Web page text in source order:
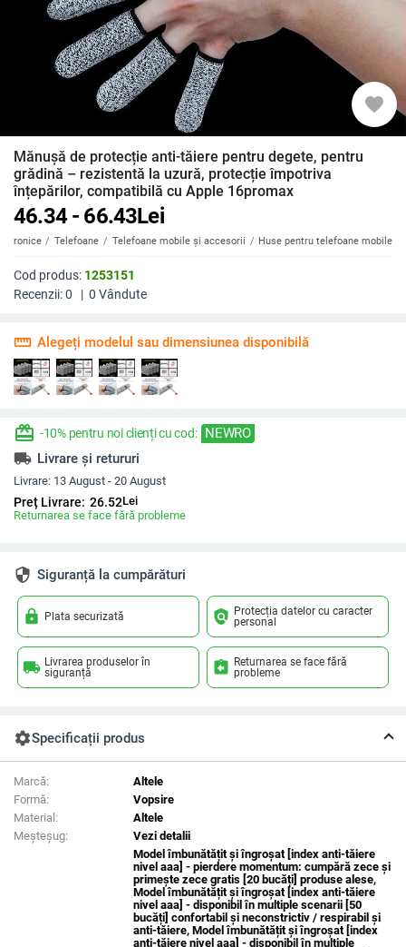
favorite
Mănușă de protecție anti-tăiere pentru degete, pentru
grădină – rezistentă la uzură, protecție împotriva
înțepărilor, compatibilă cu Apple 16promax
46.34 - 66.43Lei
Telefoane Telefoane mobile și accesorii Huse pentru telefoane mobile
Cod produs: 1253151
Recenzii:0 | 0 Vândute
straighten Alegeți modelul sau dimensiunea disponibilă
redeem -10% pentru noi clienți cu cod: NEWRO
local_shipping Livrare și retururi
Livrare: 13 August - 20 August
Preț Livrare: 26.52Lei
Returnarea se face fără probleme
security Siguranță la cumpărături
lock Plata securizată policy Protecția datelor cu caracter
personal
local_shipping Livrarea produselor în
siguranță
assignment_return Returnarea se face fără
probleme
settingsSpecificații produs
Marcă:
Altele
Formă:
Vopsire
Material:
Altele
Meșteșug:
Vezi detalii
Model îmbunătățit și îngroșat [index anti-tăiere
nivel aaa] - pierdere momentum: cumpără zece și
primește zece gratis [20 bucăți] produse alese,
Model îmbunătățit și îngroșat [index anti-tăiere
nivel aaa] - disponibil în multiple scenarii [50
bucăți] confortabil și neconstrictiv / respirabil și
anti-tăiere, Model îmbunătățit și îngroșat [index
anti-tăiere nivel aaa] - disponibil în multiple